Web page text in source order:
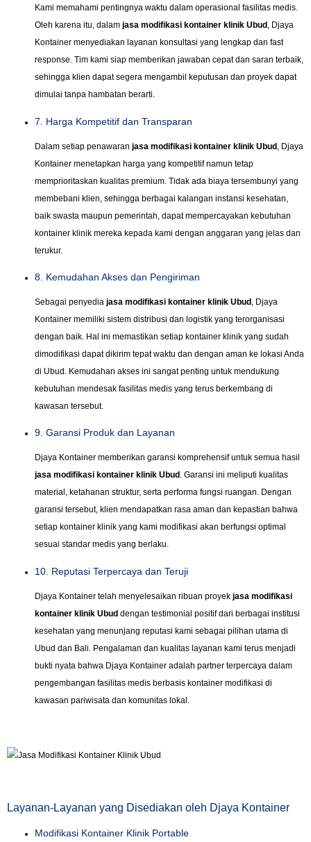
Kami memahami pentingnya waktu dalam operasional fasilitas medis.
Oleh karena itu, dalam jasa modifikasi kontainer klinik Ubud , Djaya
Kontainer menyediakan layanan konsultasi yang lengkap dan fast
response. Tim kami siap memberikan jawaban cepat dan saran terbaik,
sehingga klien dapat segera mengambil keputusan dan proyek dapat
dimulai tanpa hambatan berarti.
7. Harga Kompetitif dan Transparan
Dalam setiap penawaran jasa modifikasi kontainer klinik Ubud , Djaya
Kontainer menetapkan harga yang kompetitif namun tetap
memprioritaskan kualitas premium. Tidak ada biaya tersembunyi yang
membebani klien, sehingga berbagai kalangan instansi kesehatan,
baik swasta maupun pemerintah, dapat mempercayakan kebutuhan
kontainer klinik mereka kepada kami dengan anggaran yang jelas dan
terukur.
8. Kemudahan Akses dan Pengiriman
Sebagai penyedia jasa modifikasi kontainer klinik Ubud , Djaya
Kontainer memiliki sistem distribusi dan logistik yang terorganisasi
dengan baik. Hal ini memastikan setiap kontainer klinik yang sudah
dimodifikasi dapat dikirim tepat waktu dan dengan aman ke lokasi Anda
di Ubud. Kemudahan akses ini sangat penting untuk mendukung
kebutuhan mendesak fasilitas medis yang terus berkembang di
kawasan tersebut.
9. Garansi Produk dan Layanan
Djaya Kontainer memberikan garansi komprehensif untuk semua hasil
jasa modifikasi kontainer klinik Ubud . Garansi ini meliputi kualitas
material, ketahanan struktur, serta performa fungsi ruangan. Dengan
garansi tersebut, klien mendapatkan rasa aman dan kepastian bahwa
setiap kontainer klinik yang kami modifikasi akan berfungsi optimal
sesuai standar medis yang berlaku.
10. Reputasi Terpercaya dan Teruji
Djaya Kontainer telah menyelesaikan ribuan proyek jasa modifikasi
kontainer klinik Ubud dengan testimonial positif dari berbagai institusi
kesehatan yang menunjang reputasi kami sebagai pilihan utama di
Ubud dan Bali. Pengalaman dan kualitas layanan kami terus menjadi
bukti nyata bahwa Djaya Kontainer adalah partner terpercaya dalam
pengembangan fasilitas medis berbasis kontainer modifikasi di
kawasan pariwisata dan komunitas lokal.
Layanan-Layanan yang Disediakan oleh Djaya Kontainer
Modifikasi Kontainer Klinik Portable